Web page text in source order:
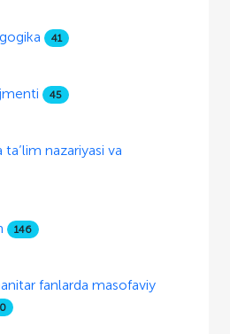
41
45
nazariyasi va
146
fanlarda masofaviy
0